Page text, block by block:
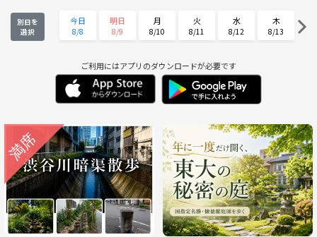
別日を
選択
今日
8/8
明日
8/9
月
8/10
火
8/11
水
8/12
木
8/13
8/14 8/15 8/16 8/17 8/18
木
8/20
金
8/21
日
8/23
月
8/24
8/26 8/27 8/28 8/30 8/31
火
9/1
水
9/2 9/3
金
9/4
土
9/5
日
9/6
ご利用にはアプリのダウンロードが必要です